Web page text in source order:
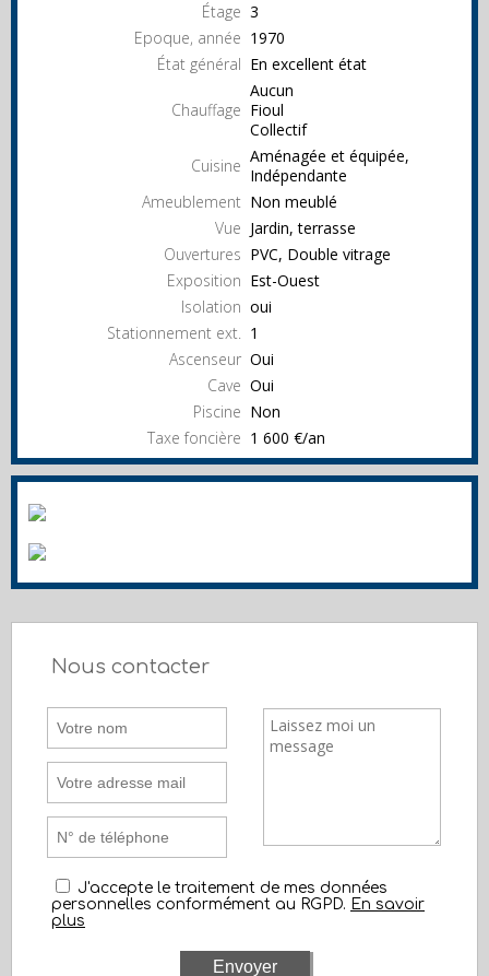
Étage 3
Epoque, année 1970
État général En excellent état
Chauffage
Aucun
Fioul
Collectif
Cuisine Aménagée et équipée,
Indépendante
Ameublement Non meublé
Vue Jardin, terrasse
Ouvertures PVC, Double vitrage
Exposition Est-Ouest
Isolation oui
Stationnement ext. 1
Ascenseur Oui
Cave Oui
Piscine Non
Taxe foncière 1 600 €/an
Nous contacter
J'accepte le traitement de mes données
personnelles conformément au RGPD. En savoir
plus